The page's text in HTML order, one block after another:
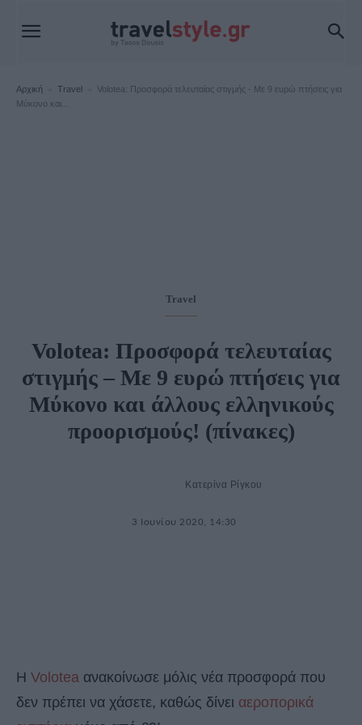
Αρχική Travel
Volotea: Προσφορά τελευταίας στιγμής - Με 9 ευρώ πτήσεις για
Μύκονο και...
Travel
Volotea: Προσφορά τελευταίας
στιγμής – Με 9 ευρώ πτήσεις για
Μύκονο και άλλους ελληνικούς
προορισμούς! (πίνακες)
Κατερίνα Ρίγκου
3 Ιουνίου 2020, 14:30
Η Volotea ανακοίνωσε μόλις νέα προσφορά που
δεν πρέπει να χάσετε, καθώς δίνει αεροπορικά